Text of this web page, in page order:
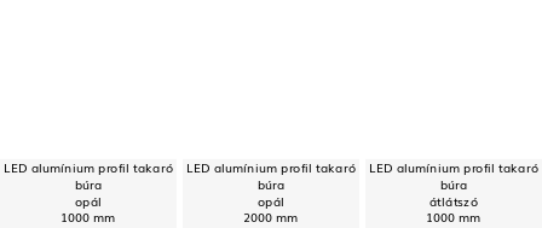
LED alumínium profil takaró
búra
opál
1000 mm
LED alumínium profil takaró
búra
opál
2000 mm
LED alumínium profil takaró
búra
átlátszó
1000 mm